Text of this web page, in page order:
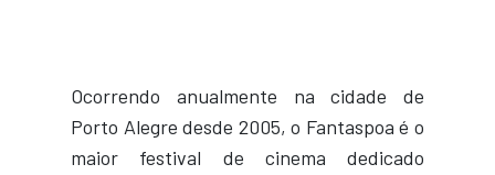
Ocorrendo anualmente na cidade de
Porto Alegre desde 2005, o Fantaspoa é o
maior festival de cinema dedicado